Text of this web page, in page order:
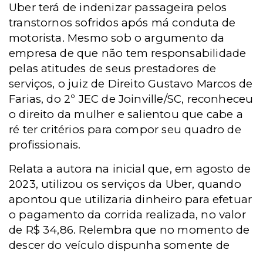
Uber terá de indenizar passageira pelos
transtornos sofridos após má conduta de
motorista. Mesmo sob o argumento da
empresa de que não tem responsabilidade
pelas atitudes de seus prestadores de
serviços, o juiz de Direito Gustavo Marcos de
Farias, do 2º JEC de Joinville/SC, reconheceu
o direito da mulher e salientou que cabe a
ré ter critérios para compor seu quadro de
profissionais.
Relata a autora na inicial que, em agosto de
2023, utilizou os serviços da Uber, quando
apontou que utilizaria dinheiro para efetuar
o pagamento da corrida realizada, no valor
de R$ 34,86. Relembra que no momento de
descer do veículo dispunha somente de